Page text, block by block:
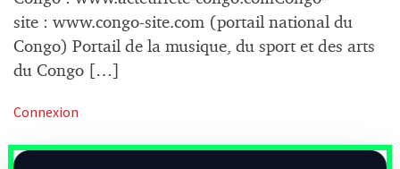
site : www.congo-site.com (portail national du
Congo) Portail de la musique, du sport et des arts
du Congo […]
Connexion